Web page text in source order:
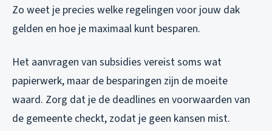
Zo weet je precies welke regelingen voor jouw dak
gelden en hoe je maximaal kunt besparen.
Het aanvragen van subsidies vereist soms wat
papierwerk, maar de besparingen zijn de moeite
waard. Zorg dat je de deadlines en voorwaarden van
de gemeente checkt, zodat je geen kansen mist.